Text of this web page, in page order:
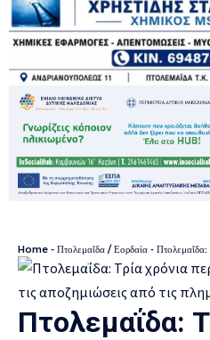
Home - Πτολεμαΐδα / Εορδαία - Πτολεμαΐδα: Τρία
Πτολεμαΐδα: